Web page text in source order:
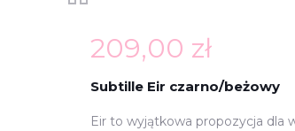
209,00 zł
Subtille Eir czarno/beżowy
Eir to wyjątkowa propozycja